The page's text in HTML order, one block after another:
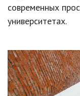
современных
университетах.